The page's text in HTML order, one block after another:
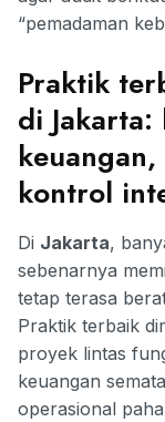
“pemadaman
Praktik
di
kontrol
Di Jakarta,
sebenarnya
tetap terasa
Praktik terbaik
proyek lintas
keuangan
operasional